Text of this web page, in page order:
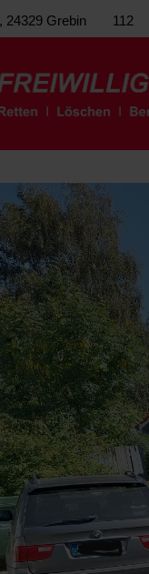
24329 Grebin 112
Zurück